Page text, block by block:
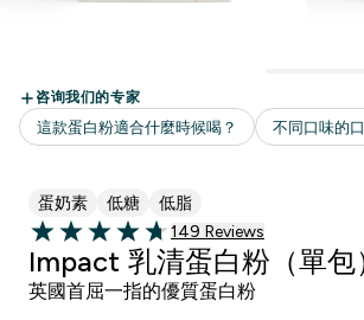
蛋奶素 低糖 低脂
4.72 out of 5 stars
149 customer reviews
149 Reviews
Impact 乳清蛋白粉（單包
英國首屈一指的優質蛋白粉